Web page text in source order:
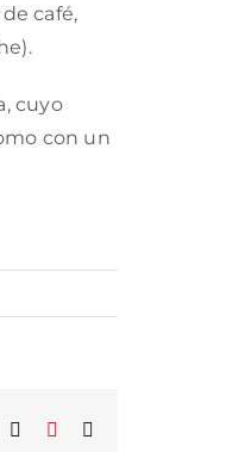
café,
cuyo
con un
Pinterest